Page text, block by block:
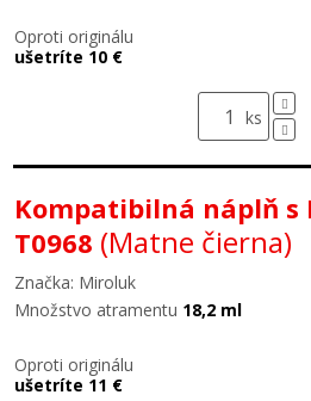
Oproti originálu
ušetríte 10 €
ks
Kompatibilná náplň s
T0968 (Matne čierna)
Značka: Miroluk
Množstvo atramentu 18,2 ml
Oproti originálu
ušetríte 11 €